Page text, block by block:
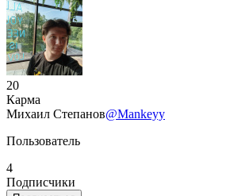
20
Карма
Михаил Степанов@Mankeyy
Пользователь
4
Подписчики